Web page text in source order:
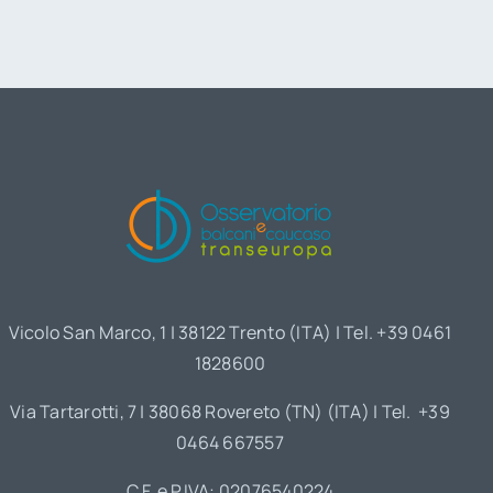
Vicolo San Marco, 1 | 38122 Trento (ITA) | Tel. +39 0461
1828600
Via Tartarotti, 7 | 38068 Rovereto (TN) (ITA) | Tel. +39
0464 667557